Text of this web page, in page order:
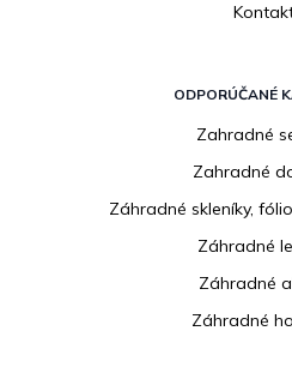
ODPORÚČANÉ
Zahradné
Zahradné
Záhradné skleníky,
Záhradné
Záhradné
Záhradné